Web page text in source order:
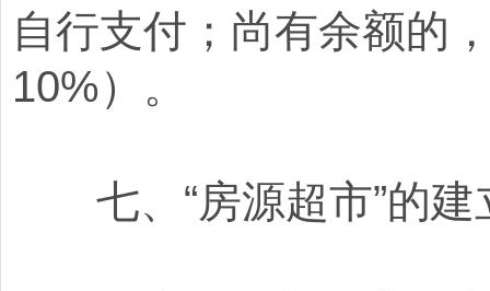
自行支付；尚有余额的
10%）。
七、“房源超市”的建